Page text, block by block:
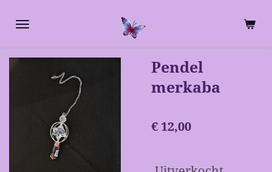
direct
de
hoofdinhoud
Pendel
merkaba
€ 12,00